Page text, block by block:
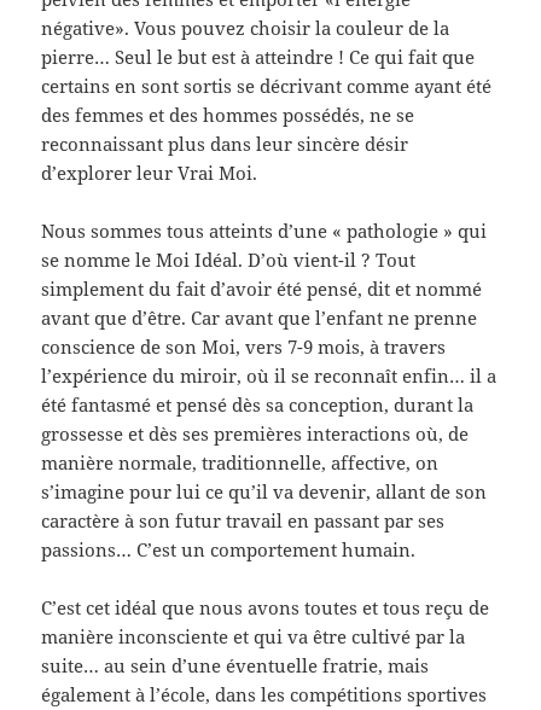
négative». Vous pouvez choisir la couleur de la
pierre… Seul le but est à atteindre ! Ce qui fait que
certains en sont sortis se décrivant comme ayant été
des femmes et des hommes possédés, ne se
reconnaissant plus dans leur sincère désir
d’explorer leur Vrai Moi.
Nous sommes tous atteints d’une « pathologie » qui
se nomme le Moi Idéal. D’où vient-il ? Tout
simplement du fait d’avoir été pensé, dit et nommé
avant que d’être. Car avant que l’enfant ne prenne
conscience de son Moi, vers 7-9 mois, à travers
l’expérience du miroir, où il se reconnaît enfin… il a
été fantasmé et pensé dès sa conception, durant la
grossesse et dès ses premières interactions où, de
manière normale, traditionnelle, affective, on
s’imagine pour lui ce qu’il va devenir, allant de son
caractère à son futur travail en passant par ses
passions… C’est un comportement humain.
C’est cet idéal que nous avons toutes et tous reçu de
manière inconsciente et qui va être cultivé par la
suite… au sein d’une éventuelle fratrie, mais
également à l’école, dans les compétitions sportives